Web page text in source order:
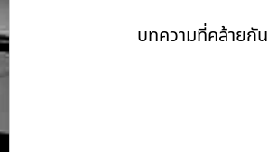
บทความที่คล้ายกัน